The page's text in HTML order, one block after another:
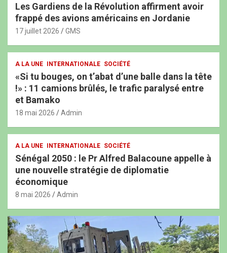
Les Gardiens de la Révolution affirment avoir
frappé des avions américains en Jordanie
17 juillet 2026 GMS
A LA UNE INTERNATIONALE SOCIÉTÉ
«Si tu bouges, on t’abat d’une balle dans la tête
!» : 11 camions brûlés, le trafic paralysé entre
et Bamako
18 mai 2026 Admin
A LA UNE INTERNATIONALE SOCIÉTÉ
Sénégal 2050 : le Pr Alfred Balacoune appelle à
une nouvelle stratégie de diplomatie
économique
8 mai 2026 Admin